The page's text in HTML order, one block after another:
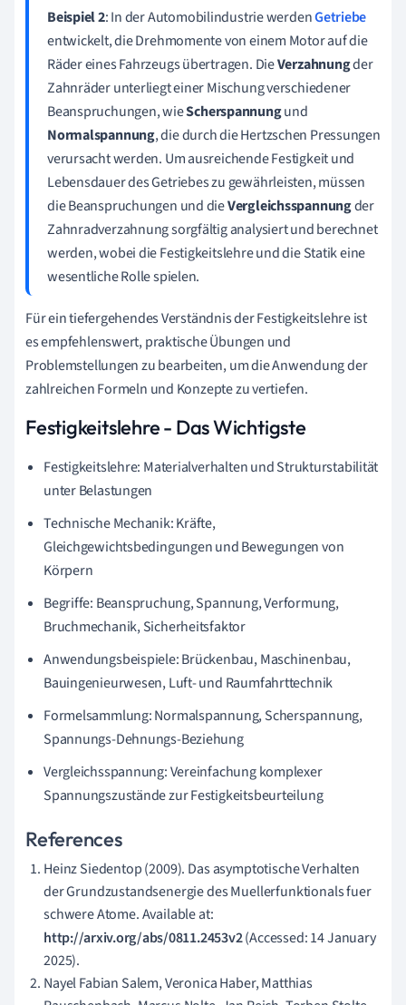
Beispiel 2: In der Automobilindustrie werdenGetriebe
entwickelt, die Drehmomente von einem Motor auf die
Räder eines Fahrzeugs übertragen. DieVerzahnungder
Zahnräder unterliegt einer Mischung verschiedener
Beanspruchungen, wieScherspannungund
Normalspannung, die durch die Hertzschen Pressungen
verursacht werden. Um ausreichende Festigkeit und
Lebensdauer des Getriebes zu gewährleisten, müssen
die Beanspruchungen und dieVergleichsspannungder
Zahnradverzahnung sorgfältig analysiert und berechnet
werden, wobei die Festigkeitslehre und die Statik eine
wesentliche Rolle spielen.
Für ein tiefergehendes Verständnis der Festigkeitslehre ist
es empfehlenswert, praktische Übungen und
Problemstellungen zu bearbeiten, um die Anwendung der
zahlreichen Formeln und Konzepte zu vertiefen.
Festigkeitslehre - Das Wichtigste
Festigkeitslehre: Materialverhalten und Strukturstabilität
unter Belastungen
Technische Mechanik: Kräfte,
Gleichgewichtsbedingungen und Bewegungen von
Körpern
Begriffe: Beanspruchung, Spannung, Verformung,
Bruchmechanik, Sicherheitsfaktor
Anwendungsbeispiele: Brückenbau, Maschinenbau,
Bauingenieurwesen, Luft- und Raumfahrttechnik
Formelsammlung: Normalspannung, Scherspannung,
Spannungs-Dehnungs-Beziehung
Vergleichsspannung: Vereinfachung komplexer
Spannungszustände zur Festigkeitsbeurteilung
References
Heinz Siedentop (2009). Das asymptotische Verhalten
der Grundzustandsenergie des Muellerfunktionals fuer
schwere Atome. Available at:
http://arxiv.org/abs/0811.2453v2(Accessed: 14 January
2025).
Nayel Fabian Salem, Veronica Haber, Matthias